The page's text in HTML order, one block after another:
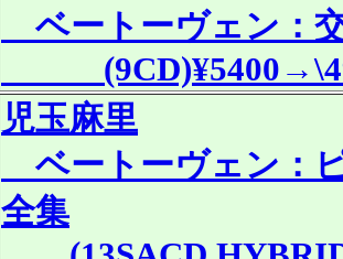
ベートーヴェン：
児玉麻里
ベートーヴェン：
全集